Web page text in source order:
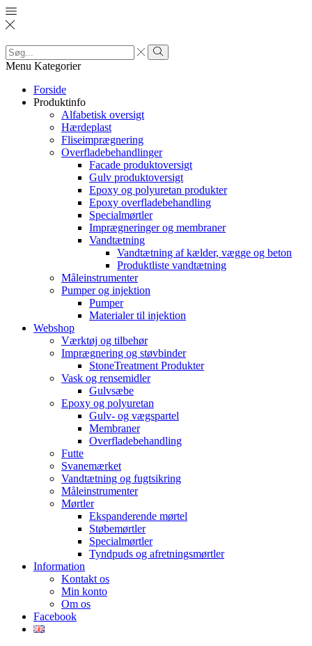
Search
input
Search
Menu Kategorier
Forside
Produktinfo
Alfabetisk oversigt
Hærdeplast
Fliseimprægnering
Overfladebehandlinger
Facade produktoversigt
Gulv produktoversigt
Epoxy og polyuretan produkter
Epoxy overfladebehandling
Specialmørtler
Imprægneringer og membraner
Vandtætning
Vandtætning af kælder, vægge og beton
Produktliste vandtætning
Måleinstrumenter
Pumper og injektion
Pumper
Materialer til injektion
Webshop
Værktøj og tilbehør
Imprægnering og støvbinder
StoneTreatment Produkter
Vask og rensemidler
Gulvsæbe
Epoxy og polyuretan
Gulv- og vægspartel
Membraner
Overfladebehandling
Futte
Svanemærket
Vandtætning og fugtsikring
Måleinstrumenter
Mørtler
Ekspanderende mørtel
Støbemørtler
Specialmørtler
Tyndpuds og afretningsmørtler
Information
Kontakt os
Min konto
Om os
Facebook